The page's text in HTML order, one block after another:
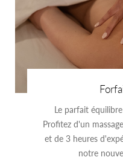
Le parfait
Profitez d'un
et de 3 heures
notre